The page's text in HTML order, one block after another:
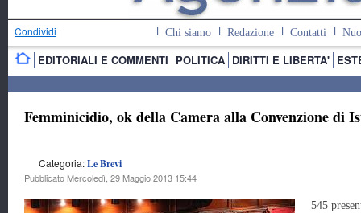
Condividi | Chi siamo Redazione Contatti
EDITORIALI E COMMENTI POLITICA DIRITTI E LIBERTA'
Femminicidio, ok della Camera alla Convenzione di
Categoria:Le Brevi
Pubblicato Mercoledì, 29 Maggio 2013 15:44
545